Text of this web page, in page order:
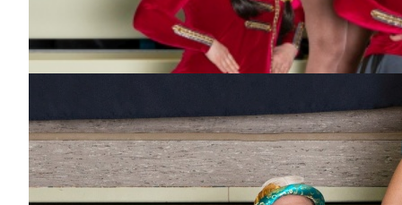
Dabei
seit
5
Hofnarren